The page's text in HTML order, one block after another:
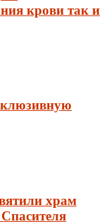
крови так и
храм